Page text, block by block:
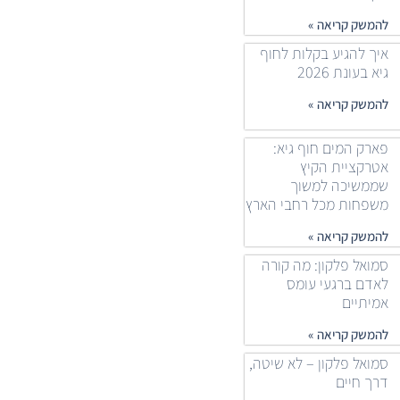
להמשק קריאה »
איך להגיע בקלות לחוף
גיא בעונת 2026
להמשק קריאה »
פארק המים חוף גיא:
אטרקציית הקיץ
שממשיכה למשוך
משפחות מכל רחבי הארץ
להמשק קריאה »
סמואל פלקון: מה קורה
לאדם ברגעי עומס
אמיתיים
להמשק קריאה »
סמואל פלקון – לא שיטה,
דרך חיים